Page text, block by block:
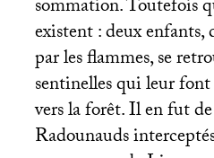
sommation. Toutefois
existent : deux enfants,
par les flammes, se
sentinelles qui leur
vers la forêt. Il en fut
Radounauds